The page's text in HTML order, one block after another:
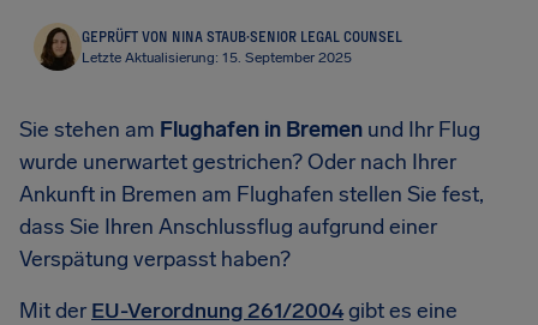
GEPRÜFT VON NINA STAUB·SENIOR LEGAL COUNSEL
Letzte Aktualisierung: 15. September 2025
Sie stehen am Flughafen in Bremen und Ihr Flug
wurde unerwartet gestrichen? Oder nach Ihrer
Ankunft in Bremen am Flughafen stellen Sie fest,
dass Sie Ihren Anschlussflug aufgrund einer
Verspätung verpasst haben?
Mit der EU-Verordnung 261/2004gibt es eine